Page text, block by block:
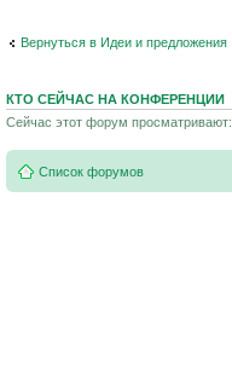
Вернуться в Идеи и предложения
КТО СЕЙЧАС НА КОНФЕРЕНЦИИ
Сейчас этот форум просматривают:
Список форумов